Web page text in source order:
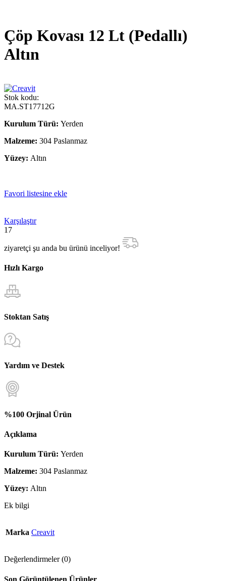
Çöp Kovası 12 Lt (Pedallı)
Altın
Stok kodu:
MA.ST17712G
Kurulum Türü: Yerden
Malzeme: 304 Paslanmaz
Yüzey: Altın
Favori listesine ekle
Karşılaştır
17
ziyaretçi şu anda bu ürünü inceliyor!
Hızlı Kargo
Stoktan Satış
Yardım ve Destek
%100 Orjinal Ürün
Açıklama
Kurulum Türü: Yerden
Malzeme: 304 Paslanmaz
Yüzey: Altın
Ek bilgi
Marka Creavit
Değerlendirmeler (0)
Son Görüntülenen Ürünler